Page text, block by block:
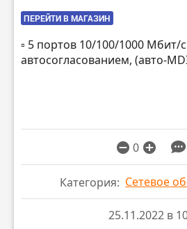
ПЕРЕЙТИ В МАГАЗИН
▫️ 5 портов 10/100/1000 Мбит/с
автосогласованием, (авто-
0
Категория: Сетевое
25.11.2022 в